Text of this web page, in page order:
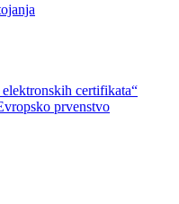
certifikata“
prvenstvo